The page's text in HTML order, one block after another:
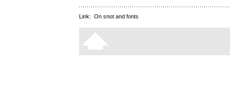
Link: On snot and fonts